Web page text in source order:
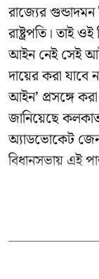
রাজ্যের গুন্ডাদমন
রাষ্ট্রপতি। তাই
আইন নেই সেই
দায়ের করা যাবে
আইন’ প্রসঙ্গে
জানিয়েছে
অ্যাডভোকেট
বিধানসভায় এই